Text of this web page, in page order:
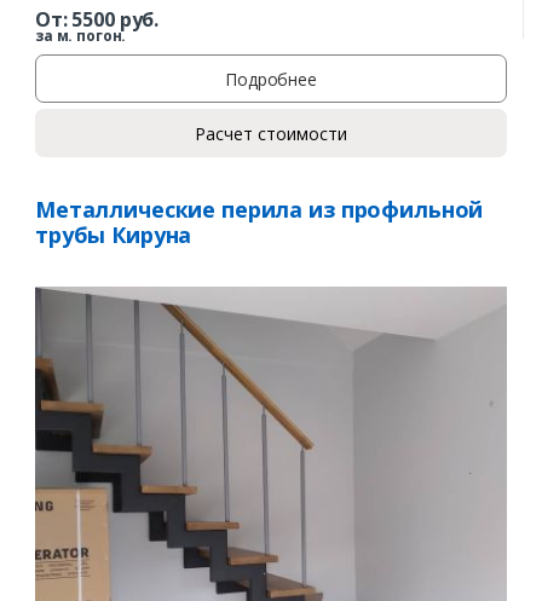
От:5500руб.
за м. погон.
Подробнее
Расчет стоимости
Металлические перила из профильной
трубы Кируна